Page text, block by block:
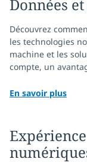
Données
Découvrez
les technologies
machine et les
compte, un
En savoir plus